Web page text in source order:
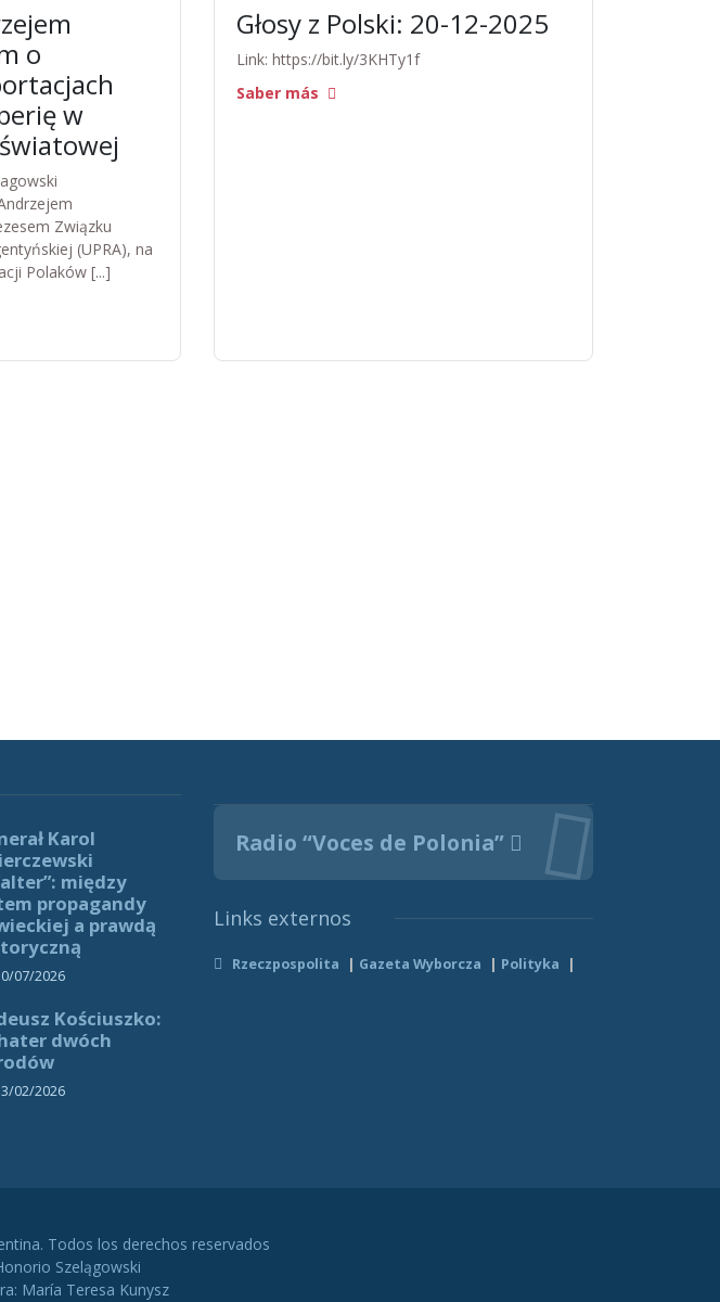
o
w
Związku
(UPRA), na
Polaków [...]
Głosy z Polski: 20-12-2025
Link: https://bit.ly/3KHTy1f
Saber más
Karol
między
propagandy
a prawdą
07/2026
Kościuszko:
dwóch
02/2026
Radio “Voces de Polonia”
Links externos
Rzeczpospolita Gazeta Wyborcza Polityka
Todos los derechos reservados
Szelągowski
María Teresa Kunysz